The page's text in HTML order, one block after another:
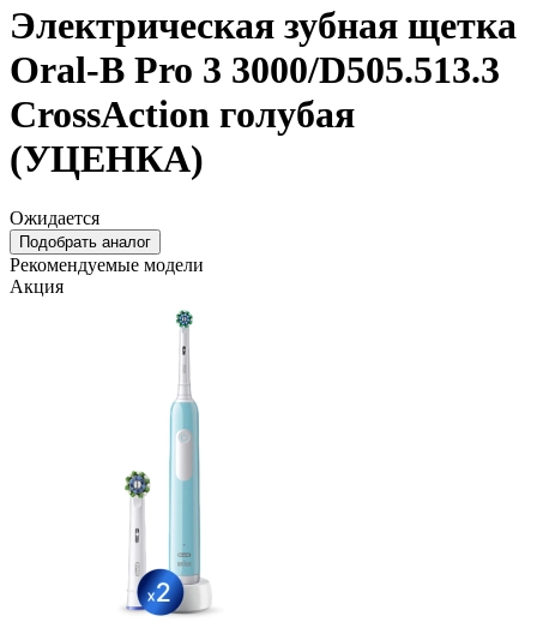
Электрическая зубная щетка
Oral-B Pro 3 3000/D505.513.3
CrossAction голубая
(УЦЕНКА)
Ожидается
Подобрать аналог
Рекомендуемые модели
Акция